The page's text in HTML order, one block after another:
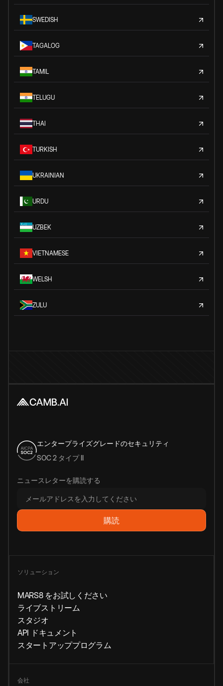
SWEDISH
TAGALOG
TAMIL
TELUGU
THAI
TURKISH
UKRAINIAN
URDU
UZBEK
VIETNAMESE
WELSH
ZULU
エンタープライズグレードのセキュリティ
SOC 2 タイプ II
ニュースレターを購読する
ソリューション
MARS8 をお試しください
ライブストリーム
スタジオ
API ドキュメント
スタートアッププログラム
会社